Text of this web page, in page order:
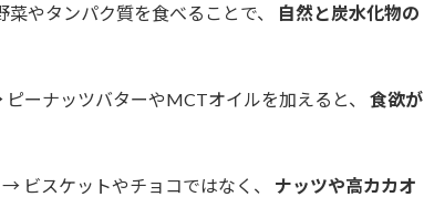
やタンパク質を食べることで、
自然と炭水化物の
ーナッツバターやMCTオイルを加えると、 食欲が
→ ビスケットやチョコではなく、 ナッツや高カカオ